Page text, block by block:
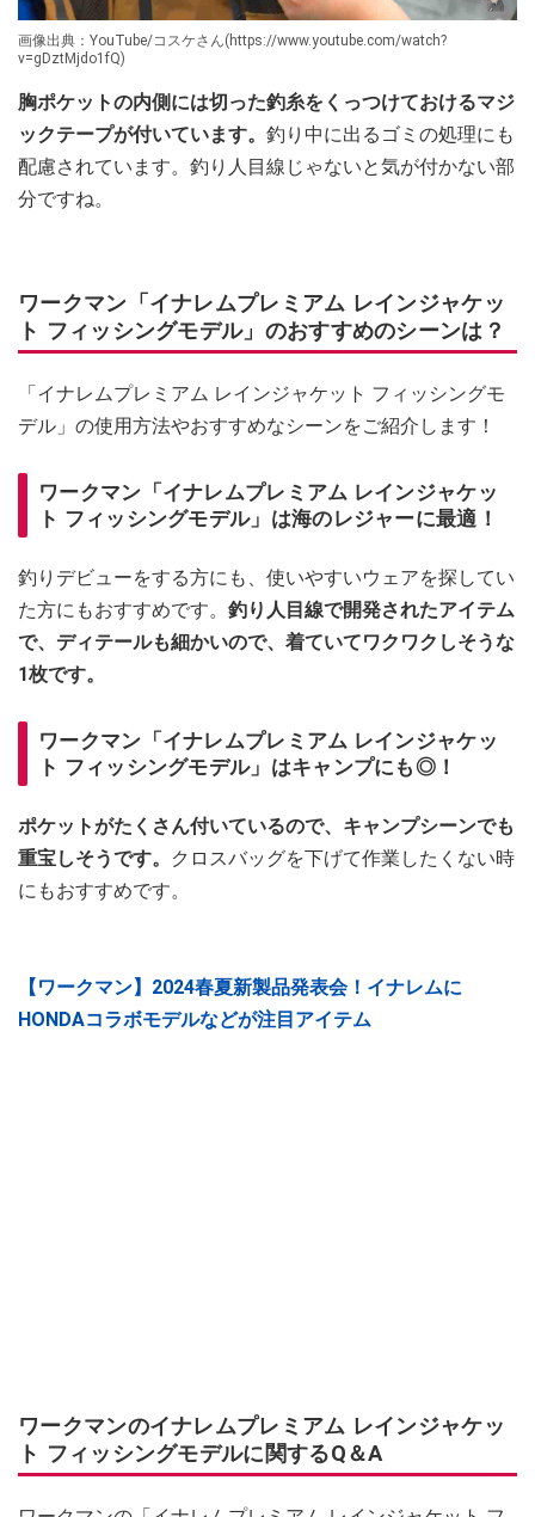
画像出典：YouTube/コスケさん(https://www.youtube.com/watch?
v=gDztMjdo1fQ)
胸ポケットの内側には切った釣糸をくっつけておけるマジ
ックテープが付いています。 釣り中に出るゴミの処理にも
配慮されています。釣り人目線じゃないと気が付かない部
分ですね。
ワークマン「イナレムプレミアム レインジャケッ
ト フィッシングモデル」のおすすめのシーンは？
「イナレムプレミアム レインジャケット フィッシングモ
デル」の使用方法やおすすめなシーンをご紹介します！
ワークマン「イナレムプレミアム レインジャケッ
ト フィッシングモデル」は海のレジャーに最適！
釣りデビューをする方にも、使いやすいウェアを探してい
た方にもおすすめです。 釣り人目線で開発されたアイテム
で、ディテールも細かいので、着ていてワクワクしそうな
1枚です。
ワークマン「イナレムプレミアム レインジャケッ
ト フィッシングモデル」はキャンプにも◎！
ポケットがたくさん付いているので、キャンプシーンでも
重宝しそうです。
クロスバッグを下げて作業したくない時
にもおすすめです。
【ワークマン】2024春夏新製品発表会！イナレムに
HONDAコラボモデルなどが注目アイテム
ワークマンのイナレムプレミアム レインジャケッ
ト フィッシングモデルに関するQ＆A